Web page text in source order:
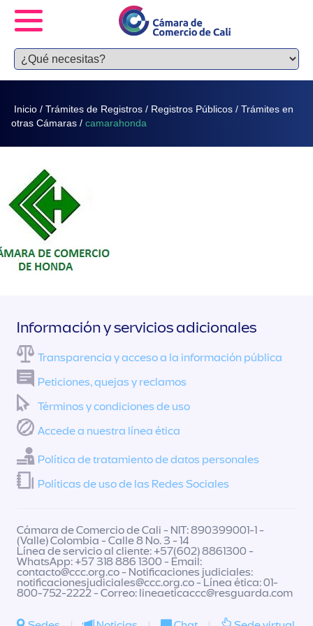
Inicio / Trámites de Registros / Registros Públicos / Trámites en
otras Cámaras / camarahonda
Información y servicios adicionales
Transparencia y acceso a la información pública
Peticiones, quejas y reclamos
Términos y condiciones de uso
Accede a nuestra línea ética
Política de tratamiento de datos personales
Políticas de uso de las Redes Sociales
Cámara de Comercio de Cali - NIT: 890399001-1 -
(Valle) Colombia - Calle 8 No. 3 - 14
Línea de servicio al cliente: +57(602) 8861300 -
WhatsApp: +57 318 886 1300 - Email:
contacto@ccc.org.co- Notificaciones judiciales:
notificacionesjudiciales@ccc.org.co- Línea ética: 01-
800-752-2222 - Correo: lineaeticaccc@resguarda.com